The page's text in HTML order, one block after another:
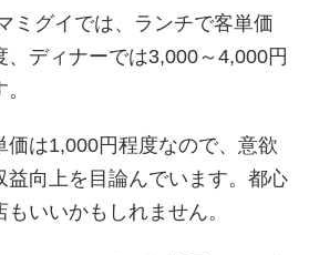
ミグイでは、ランチで客単価
、ディナーでは3,000～4,000円
価は1,000円程度なので、意欲
益向上を目論んでいます。都心
いいかもしれません。